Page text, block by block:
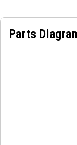
Parts